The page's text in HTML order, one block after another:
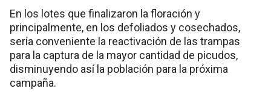
En los lotes que finalizaron la floración y
principalmente, en los defoliados y cosechados,
sería conveniente la reactivación de las trampas
para la captura de la mayor cantidad de picudos,
disminuyendo así la población para la próxima
campaña.